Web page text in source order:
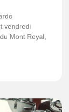
vendredi
Mont Royal,